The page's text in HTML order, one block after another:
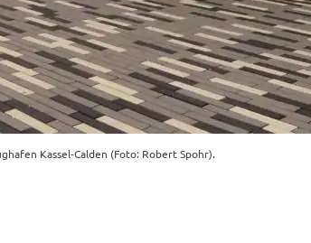
Kassel-Calden (Foto: Robert Spohr).